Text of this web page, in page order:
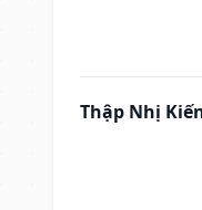
Thập Nhị